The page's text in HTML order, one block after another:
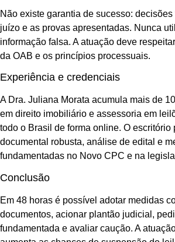
Não existe garantia de sucesso:
juízo e as provas apresentadas. Nunca
informação falsa. A atuação deve
da OAB e os princípios processuais.
Experiência e credenciais
A Dra. Juliana Morata acumula mais de
em direito imobiliário e assessoria em
todo o Brasil de forma online. O escritório
documental robusta, análise de edital e
fundamentadas no Novo CPC e na
Conclusão
Em 48 horas é possível adotar medidas
documentos, acionar plantão judicial,
fundamentada e avaliar caução. A